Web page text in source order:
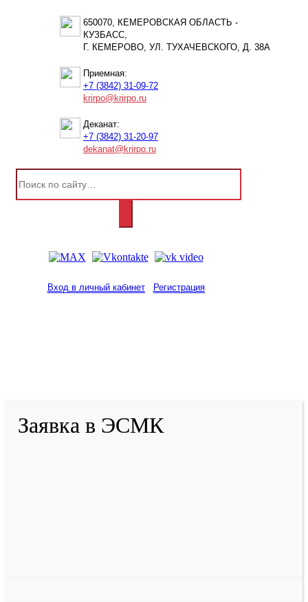
650070, КЕМЕРОВСКАЯ ОБЛАСТЬ -
КУЗБАСС,
Г. КЕМЕРОВО, УЛ. ТУХАЧЕВСКОГО, Д. 38А
Приемная:
+7 (3842) 31-09-72
krirpo@krirpo.ru
Деканат:
+7 (3842) 31-20-97
dekanat@krirpo.ru
Вход в личный кабинет Регистрация
Заявка в ЭСМК